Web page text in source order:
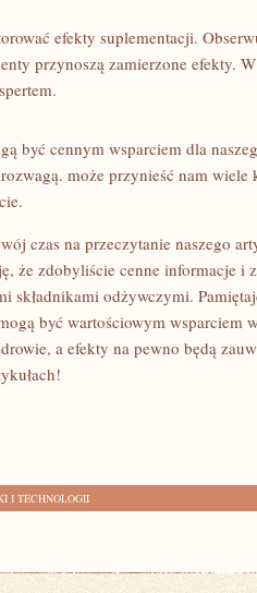
efekty suplementacji.
⁣przynoszą zamierzone efekty.
być cennym ⁤wsparciem⁢ dla
może przynieść nam
czas na przeczytanie‍ naszego
że‌ zdobyliście cenne informacje i
składnikami odżywczymi.
być wartościowym‍ wsparciem
a efekty na pewno będą
I TECHNOLOGII